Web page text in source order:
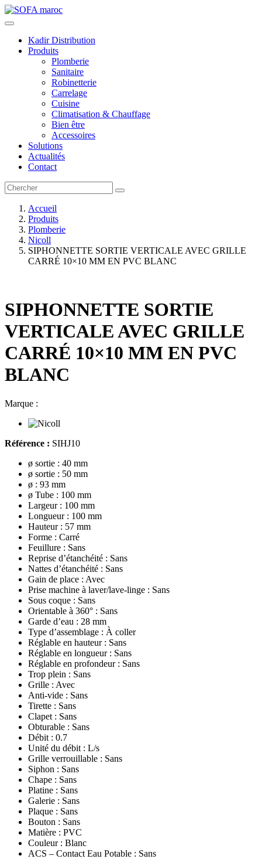
Kadir Distribution
Produits
Plomberie
Sanitaire
Robinetterie
Carrelage
Cuisine
Climatisation & Chauffage
Bien être
Accessoires
Solutions
Actualités
Contact
Accueil
Produits
Plomberie
Nicoll
SIPHONNETTE SORTIE VERTICALE AVEC GRILLE
CARRÉ 10×10 MM EN PVC BLANC
SIPHONNETTE SORTIE
VERTICALE AVEC GRILLE
CARRÉ 10×10 MM EN PVC
BLANC
Marque :
Référence : SIHJ10
ø sortie : 40 mm
ø sortie : 50 mm
ø : 93 mm
ø Tube : 100 mm
Largeur : 100 mm
Longueur : 100 mm
Hauteur : 57 mm
Forme : Carré
Feuillure : Sans
Reprise d’étanchéité : Sans
Nattes d’étanchéité : Sans
Gain de place : Avec
Prise machine à laver/lave-linge : Sans
Sous coque : Sans
Orientable à 360° : Sans
Garde d’eau : 28 mm
Type d’assemblage : À coller
Réglable en hauteur : Sans
Réglable en longueur : Sans
Réglable en profondeur : Sans
Trop plein : Sans
Grille : Avec
Anti-vide : Sans
Tirette : Sans
Clapet : Sans
Obturable : Sans
Débit : 0.7
Unité du débit : L/s
Grille verrouillable : Sans
Siphon : Sans
Chape : Sans
Platine : Sans
Galerie : Sans
Plaque : Sans
Bouton : Sans
Matière : PVC
Couleur : Blanc
ACS – Contact Eau Potable : Sans